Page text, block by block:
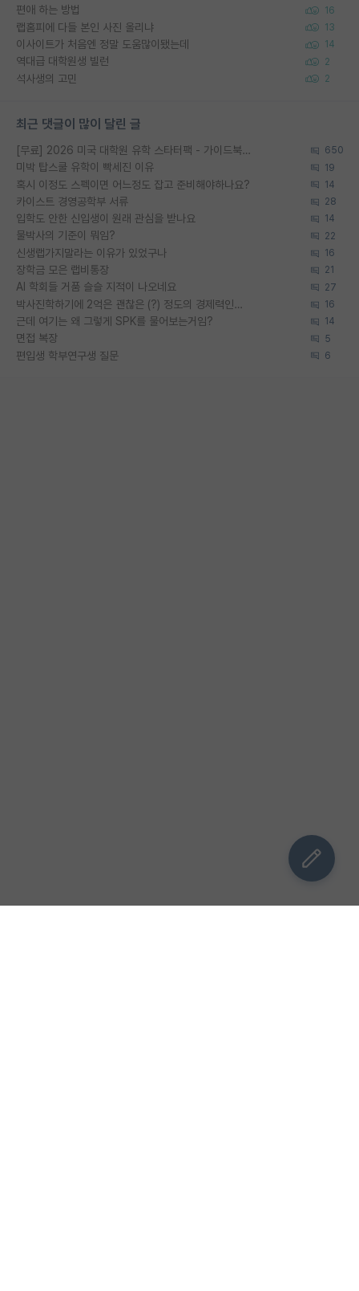
편애 하는 방법 16
랩홈피에 다들 본인 사진 올리냐 13
이사이트가 처음엔 정말 도움많이됐는데 14
역대급 대학원생 빌런 2
석사생의 고민 2
최근 댓글이 많이 달린 글
[무료] 2026 미국 대학원 유학 스타터팩 - 가이드북 & 합격자 컨택메일 템플릿 650
미박 탑스쿨 유학이 빡세진 이유 19
혹시 이정도 스펙이면 어느정도 잡고 준비해야하나요? 14
카이스트 경영공학부 서류 28
입학도 안한 신입생이 원래 관심을 받나요 14
물박사의 기준이 뭐임? 22
신생랩가지말라는 이유가 있었구나 16
장학금 모은 랩비통장 21
AI 학회들 거품 슬슬 지적이 나오네요 27
박사진학하기에 2억은 괜찮은 (?) 정도의 경제력인가요 16
근데 여기는 왜 그렇게 SPK를 물어보는거임? 14
면접 복장 5
편입생 학부연구생 질문 6